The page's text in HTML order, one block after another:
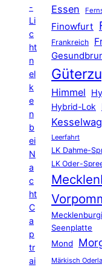
-
Li
c
ht
n
el
k
e
n
b
ei
N
a
c
ht
C
a
p
tr
ai
Essen
Finowfurt
Frankreich
Himmel
Hybrid-Lok
Leerfahrt
LK Dahme-
LK Oder-
Seenplatte
Mond
Märkisch